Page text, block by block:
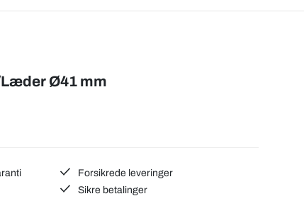
Ø41 mm
Forsikrede leveringer
Sikre betalinger